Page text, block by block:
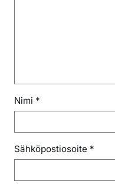
Nimi *
Sähköpostiosoite *